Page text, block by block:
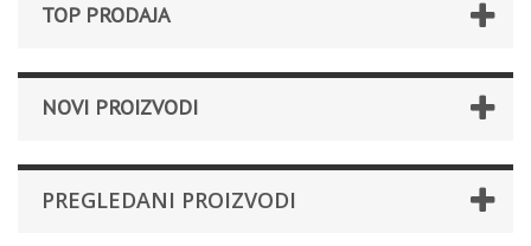
TOP PRODAJA
NOVI PROIZVODI
PREGLEDANI PROIZVODI